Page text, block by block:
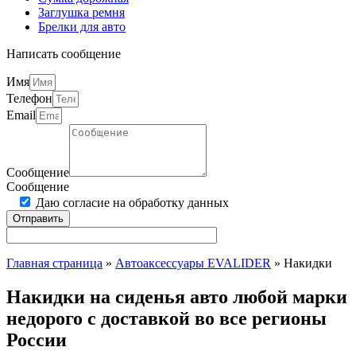
Заглушка ремня
Брелки для авто
Написать сообщение
Имя
Телефон
Email
Сообщение
Сообщение
Даю согласие на обработку данных
Отправить
Главная страница » Автоаксессуары EVALIDER » Накидки
Накидки на сиденья авто любой марки
недорого c доставкой во все регионы
России